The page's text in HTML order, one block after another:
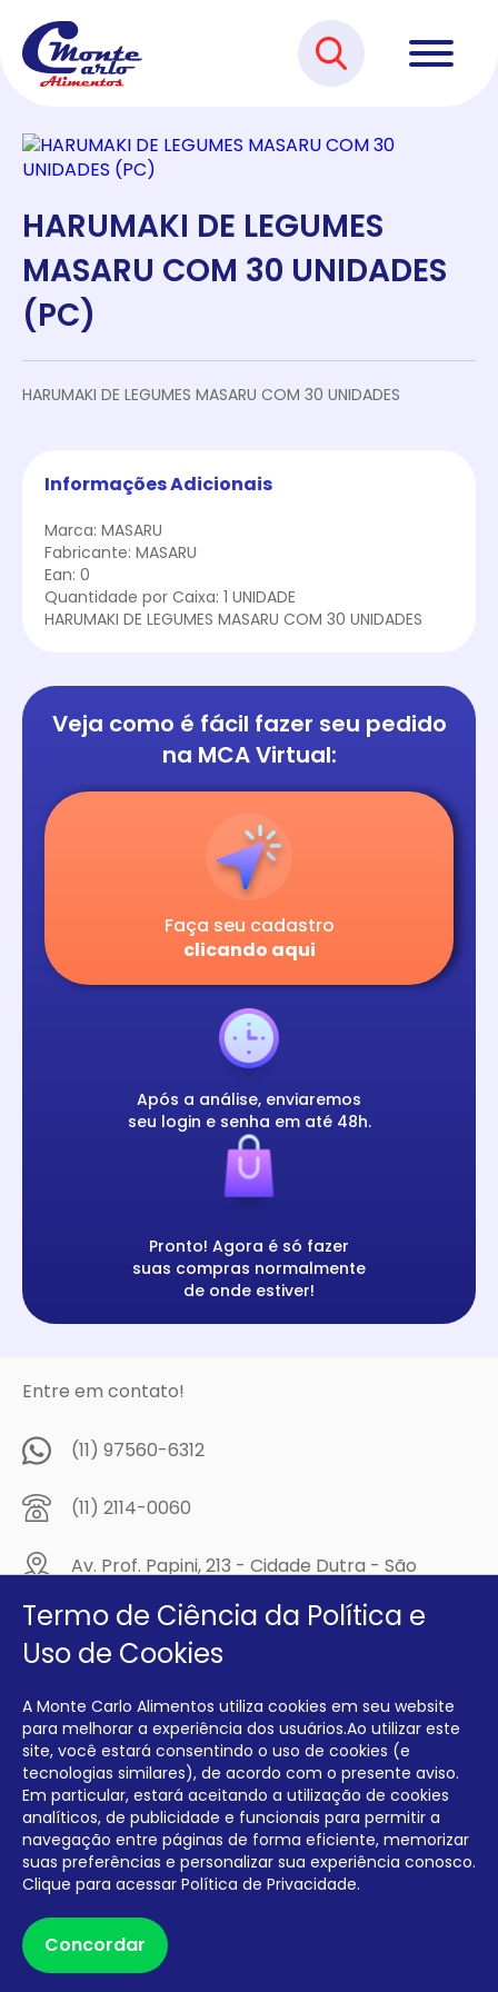
HARUMAKI DE LEGUMES
MASARU COM 30 UNIDADES
(PC)
HARUMAKI DE LEGUMES MASARU COM 30 UNIDADES
Informações Adicionais
Marca: MASARU
Fabricante: MASARU
Ean: 0
Quantidade por Caixa: 1 UNIDADE
HARUMAKI DE LEGUMES MASARU COM 30 UNIDADES
Veja como é fácil fazer seu pedido
na MCA Virtual:
Faça seu cadastro
clicando aqui
Após a análise, enviaremos
seu login e senha em até 48h.
Pronto! Agora é só fazer
suas compras normalmente
de onde estiver!
Entre em contato!
(11) 97560-6312
(11) 2114-0060
Av. Prof. Papini, 213 - Cidade Dutra - São
Compre na
MCA Virtual!
Siga a Monte Carlo Alimentos nas redes sociais!
INTERFRIOS COMÉRCIO DE FRIOS E LATICÍNIOS EIRELI CNPJ:
00.140.150/0001-09 INSCRIÇÃO ESTADUAL: 112.576.117.113
Termo de Ciência da Política e
Uso de Cookies
A Monte Carlo Alimentos utiliza cookies em seu website
para melhorar a experiência dos usuários.Ao utilizar este
site, você estará consentindo o uso de cookies (e
tecnologias similares), de acordo com o presente aviso.
Em particular, estará aceitando a utilização de cookies
analíticos, de publicidade e funcionais para permitir a
navegação entre páginas de forma eficiente, memorizar
suas preferências e personalizar sua experiência conosco.
Clique para acessar Política de Privacidade.
Concordar